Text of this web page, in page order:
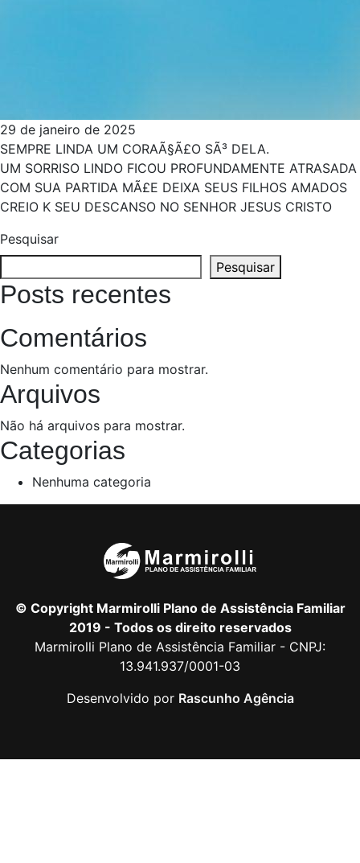
29 de janeiro de 2025
SEMPRE LINDA UM CORAÃ§Ã£O SÃ³ DELA.
UM SORRISO LINDO FICOU PROFUNDAMENTE ATRASADA
COM SUA PARTIDA MÃ£E DEIXA SEUS FILHOS AMADOS
CREIO K SEU DESCANSO NO SENHOR JESUS CRISTO
Pesquisar
Pesquisar
Posts recentes
Comentários
Nenhum comentário para mostrar.
Arquivos
Não há arquivos para mostrar.
Categorias
Nenhuma categoria
© Copyright Marmirolli Plano de Assistência Familiar
2019 - Todos os direito reservados
Marmirolli Plano de Assistência Familiar - CNPJ:
13.941.937/0001-03
Desenvolvido por Rascunho Agência